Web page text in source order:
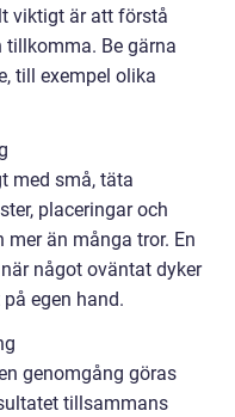
viktigt är att förstå
Be gärna
till exempel olika
med små, täta
placeringar och
än många tror. En
något oväntat dyker
egen hand.
genomgång göras
tillsammans